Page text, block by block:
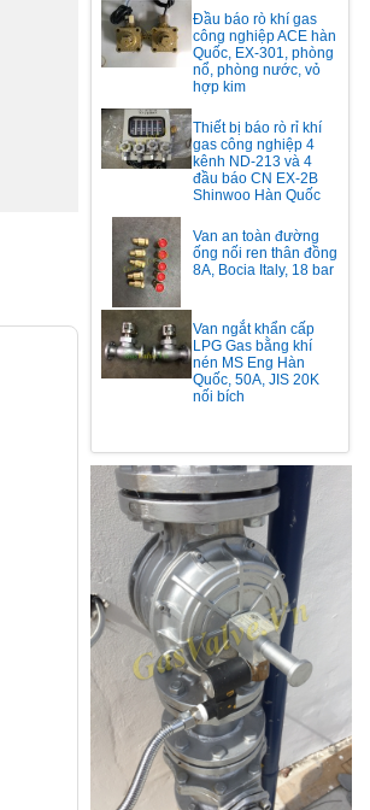
Đầu báo rò khí gas
công nghiệp ACE hàn
Quốc, EX-301, phòng
nổ, phòng nước, vỏ
hợp kim
Thiết bị báo rò rỉ khí
gas công nghiệp 4
kênh ND-213 và 4
đầu báo CN EX-2B
Shinwoo Hàn Quốc
Van an toàn đường
ống nối ren thân đồng
8A, Bocia Italy, 18 bar
Van ngắt khẩn cấp
LPG Gas bằng khí
nén MS Eng Hàn
Quốc, 50A, JIS 20K
nối bích